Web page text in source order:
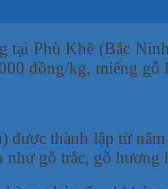
Phù Khê (Bắc
đồng/kg, miếng
thành lập từ
gỗ trắc, gỗ hương